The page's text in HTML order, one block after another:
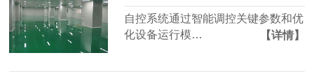
自控系统通过智能调控关键参数和优
化设备运行模…
【详情】